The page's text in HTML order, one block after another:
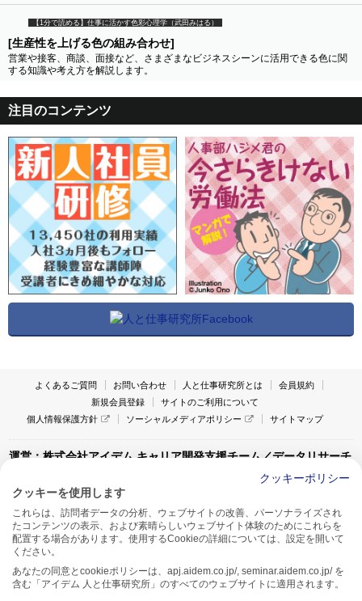
【1分で読める】仕事に活かす色彩心理学（武田みはる）
[生産性を上げる色の組み合わせ]
営業や接客、商談、面接など、さまざまなビジネスシーンに活用できる色に関
する知識や考え方を解説します。
注目のコンテンツ
よくあるご質問 お問い合わせ 人と仕事研究所とは
会員規約
新規会員登録
サイトのご利用について
個人情報保護方針
ソーシャルメディアポリシー サイトマップ
運営：株式会社アイデム キャリア開発支援チーム／データリサーチ
〒160-0022 東京都新宿区新宿1-4-10
アイデム本社ビル TEL:03-5269-6020
〒550-0005 大阪府大阪市西区西本町1-13-43
アイデム西本町ビル7F TEL:06-7662-2800
クッキーポリシー
クッキーを使用します
これらは、訪問者データの分析、ウェブサイトの改善、パーソナライズされ
たコンテンツの表示、および素晴らしいウェブサイト体験のためにこれらを
配置する場合があります。使用するCookieの詳細については、設定を開いて
ください。
あなたの同意とcookieポリシーは、apj.aidem.co.jp/, seminar.aidem.co.jp/ を
含む「アイデム 人と仕事研究所」のすべてのウェブサイトに適用されます。